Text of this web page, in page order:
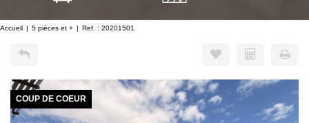
Accueil 5 pièces et + Ref. : 20201501
COUP DE COEUR